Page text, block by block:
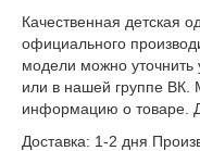
Качественная детская
официального
модели можно
или в нашей группе ВК.
информацию о товаре.
Доставка: 1-2 дня